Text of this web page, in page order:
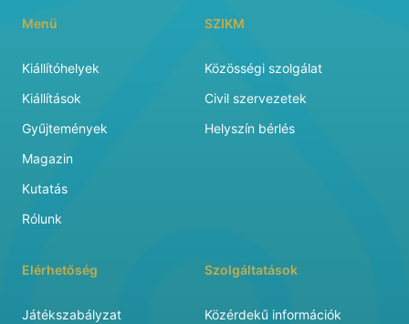
Menü
Kiállítóhelyek
Kiállítások
Gyűjtemények
Magazin
Kutatás
Rólunk
SZIKM
Közösségi szolgálat
Civil szervezetek
Helyszín bérlés
Elérhetőség
Játékszabályzat
Szolgáltatások
Közérdekű információk